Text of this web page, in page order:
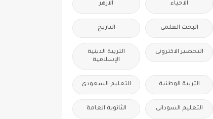
الاحياء الازهر
البحث العلمى التاريخ
التحضير الاكترونى
التربية الدينية
الإسلامية
التربية الوطنية التعليم السعودى
التعليم السودانى الثانوية العامة